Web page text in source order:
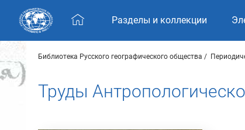
Skip navigation
Разделы и коллекции
Библиотека Русского географического общества
Труды